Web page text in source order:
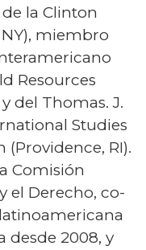
la Clinton
miembro
Resources
del Thomas. J.
Studies
RI).
Comisión
el Derecho, co-
desde 2008, y